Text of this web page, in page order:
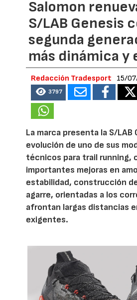
Salomon
S/LAB Genesis
segunda
más dinámica y
Redacción Tradesport 15/
3797
La marca presenta la S/LAB
evolución de uno de sus
técnicos para trail running,
importantes mejoras en
estabilidad, construcción
agarre, orientadas a los
afrontan largas distancias
exigentes.